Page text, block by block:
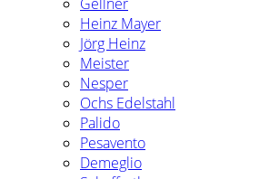
Gellner
Heinz Mayer
Jörg Heinz
Meister
Nesper
Ochs Edelstahl
Palido
Pesavento
Demeglio